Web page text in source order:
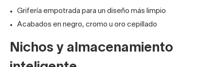
Grifería empotrada para un diseño más limpio
Acabados en negro, cromo u oro cepillado
Nichos y almacenamiento